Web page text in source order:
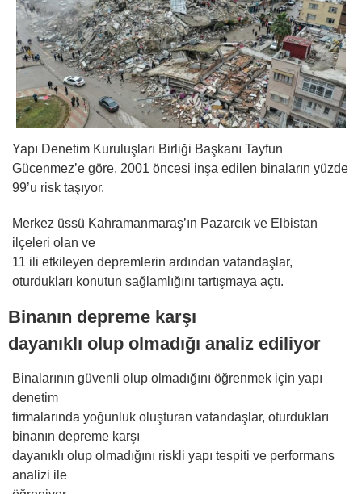
Yapı Denetim Kuruluşları Birliği Başkanı Tayfun
Gücenmez’e göre, 2001 öncesi inşa edilen binaların yüzde
99’u risk taşıyor.
Merkez üssü Kahramanmaraş’ın Pazarcık ve Elbistan
ilçeleri olan ve
11 ili etkileyen depremlerin ardından vatandaşlar,
oturdukları konutun sağlamlığını tartışmaya açtı.
Binanın depreme karşı
dayanıklı olup olmadığı analiz ediliyor
Binalarının güvenli olup olmadığını öğrenmek için yapı
denetim
firmalarında yoğunluk oluşturan vatandaşlar, oturdukları
binanın depreme karşı
dayanıklı olup olmadığını riskli yapı tespiti ve performans
analizi ile